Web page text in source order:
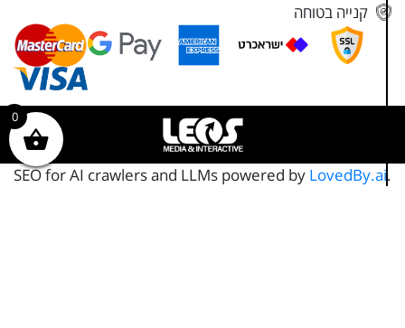
קנייה בטוחה
0
SEO for AI crawlers and LLMs powered by LovedBy.ai.